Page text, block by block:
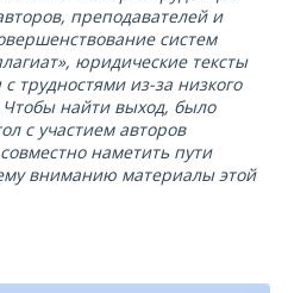
преподавателей и
систем
юридические тексты
трудностями из-за низкого
найти выход, было
с участием авторов
наметить пути
вниманию материалы этой